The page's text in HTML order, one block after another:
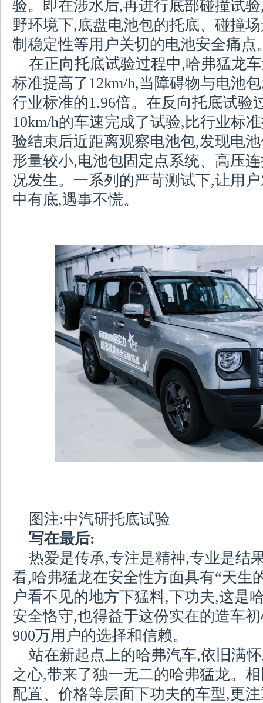
验。即在涉水后,再进行底部碰撞试
野环境下,底盘电池包的托底、碰撞
制稳定性等用户关切的电池安全痛点
在正向托底试验过程中,哈弗猛龙
标准提高了12km/h,当障碍物与电池
行业标准的1.96倍。在反向托底试验
10km/h的车速完成了试验,比行业标
验结束后近距离观察电池包,发现电
形量较小,电池包固定点系统、高压
况发生。一系列的严苛测试下,让用
中有底,遇事不慌。
图注:中汽研托底试验
写在最后:
热爱是传承,专注是精神,专业是结
看,哈弗猛龙在安全性方面具有“天生
户看不见的地方下猛料,下功夫,这是
安全恪守,也得益于这份实在的造车
900万用户的选择和信赖。
站在新起点上的哈弗汽车,依旧满
之心,带来了独一无二的哈弗猛龙。
配置、价格等层面下功夫的车型,更